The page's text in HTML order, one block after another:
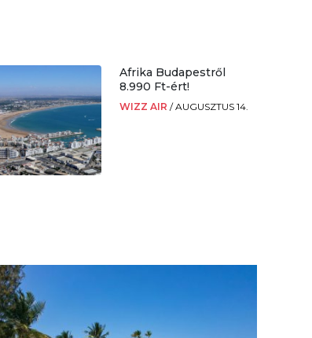
Afrika Budapestről
8.990 Ft-ért!
WIZZ AIR /AUGUSZTUS 14.